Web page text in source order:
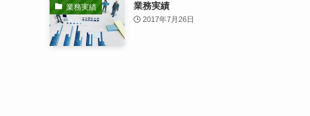
業務実績 業務実績
2017年7月26日